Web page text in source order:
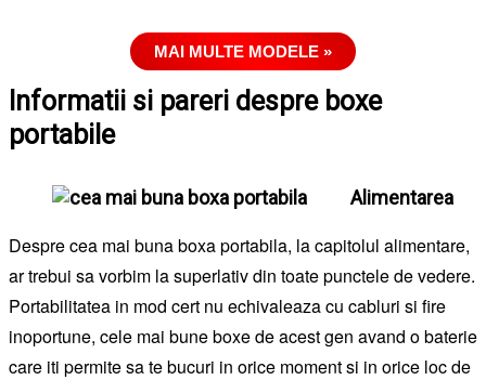
MAI MULTE MODELE »
Informatii si pareri despre boxe
portabile
Alimentarea
Despre cea mai buna boxa portabila, la capitolul alimentare,
ar trebui sa vorbim la superlativ din toate punctele de vedere.
Portabilitatea in mod cert nu echivaleaza cu cabluri si fire
inoportune, cele mai bune boxe de acest gen avand o baterie
care iti permite sa te bucuri in orice moment si in orice loc de